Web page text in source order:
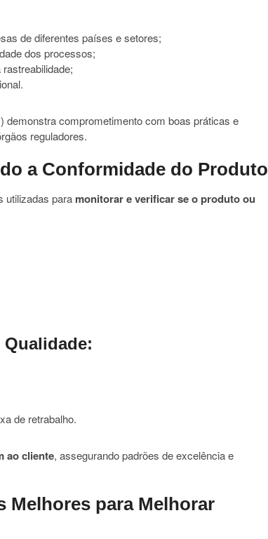
de diferentes países e setores;
dos processos;
demonstra comprometimento com boas práticas e
reguladores.
a Conformidade do Produto
utilizadas para monitorar e verificar se o produto ou
de retrabalho.
ao cliente, assegurando padrões de excelência e
Melhores para Melhorar